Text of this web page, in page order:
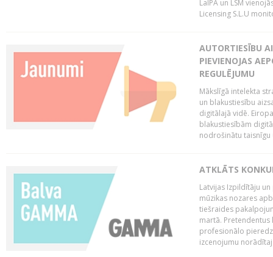
LaIPA un LSM
Licensing S.L.U
AUTORTIESĪBU
PIEVIENOJAS
REGULĒJUMU
Mākslīgā intelekta
un blakustiesību
digitālajā vidē.
blakustiesībām
nodrošinātu taisnīgu
ATKLĀTS
Latvijas Izpildītāju
mūzikas nozares
tiešraides
martā. Pretendentus
profesionālo
izcenojumu